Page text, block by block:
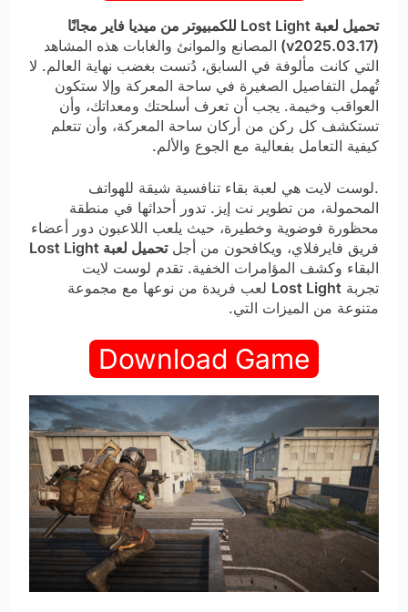
تحميل لعبة Lost Light للكمبيوتر من ميديا فاير مجانًا
(v2025.03.17)
المصانع والموانئ والغابات هذه المشاهد
التي كانت مألوفة في السابق، دُنست بغضب نهاية العالم. لا
تُهمل التفاصيل الصغيرة في ساحة المعركة وإلا ستكون
العواقب وخيمة. يجب أن تعرف أسلحتك ومعداتك، وأن
تستكشف كل ركن من أركان ساحة المعركة، وأن تتعلم
كيفية التعامل بفعالية مع الجوع والألم.
.لوست لايت هي لعبة بقاء تنافسية شيقة للهواتف
المحمولة، من تطوير نت إيز. تدور أحداثها في منطقة
محظورة فوضوية وخطيرة، حيث يلعب اللاعبون دور أعضاء
فريق فايرفلاي، ويكافحون من أجلتحميل لعبة Lost Light
البقاء وكشف المؤامرات الخفية. تقدم لوست لايت
تجربة Lost Light لعب فريدة من نوعها مع مجموعة
متنوعة من الميزات التي.
Download Game